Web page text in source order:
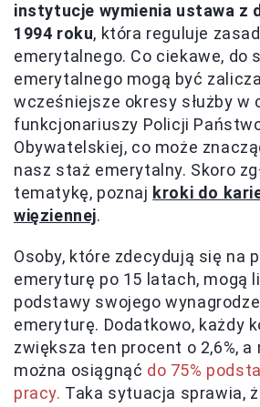
instytucje wymienia ustawa z
1994 roku, która reguluje
emerytalnego. Co ciekawe, do
emerytalnego mogą być
wcześniejsze okresy służby w
funkcjonariuszy Policji
Obywatelskiej, co może
nasz staż emerytalny. Skoro
tematykę, poznaj kroki do
więziennej.
Osoby, które zdecydują się na
emeryturę po 15 latach, mogą
podstawy swojego
emeryturę. Dodatkowo, każdy
zwiększa ten procent o 2,6%,
można osiągnąć do 75%
pracy. Taka sytuacja sprawia,